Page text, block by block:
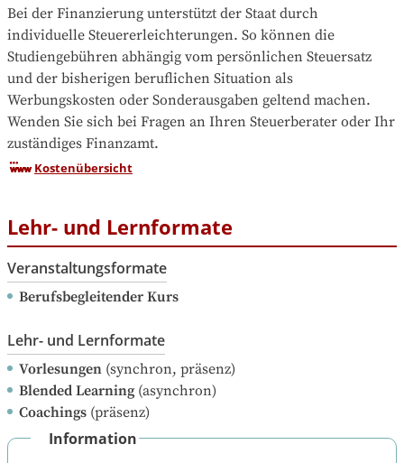
Bei der Finanzierung unterstützt der Staat durch
individuelle Steuererleichterungen. So können die
Studiengebühren abhängig vom persönlichen Steuersatz
und der bisherigen beruflichen Situation als
Werbungskosten oder Sonderausgaben geltend machen.
Wenden Sie sich bei Fragen an Ihren Steuerberater oder Ihr
zuständiges Finanzamt.
Kostenübersicht
Lehr- und Lernformate
Veranstaltungsformate
Berufsbegleitender Kurs
Lehr- und Lernformate
Vorlesungen (synchron, präsenz)
Blended Learning(asynchron)
Coachings (präsenz)
Information